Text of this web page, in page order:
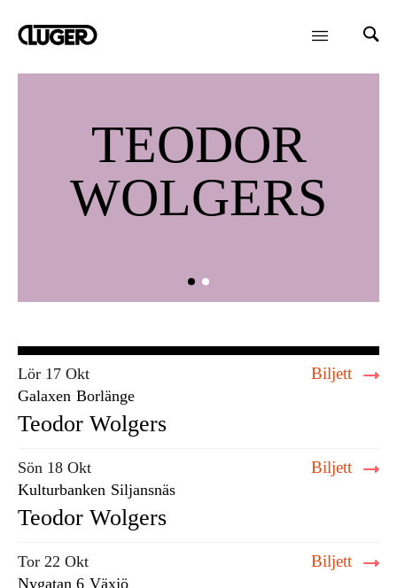
TEODOR
WOLGERS
Lör 17 Okt
Galaxen Borlänge
Biljett
Teodor Wolgers
Sön 18 Okt
Kulturbanken Siljansnäs
Biljett
Teodor Wolgers
Tor 22 Okt
Nygatan 6 Växjö
Biljett